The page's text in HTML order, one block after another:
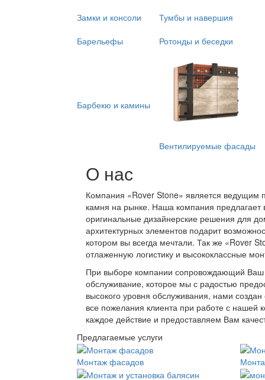
Замки и консоли
Тумбы и навершия
Барельефы
Ротонды и беседки
Барбекю и камины
Вентилируемые фасады
О нас
Компания «Rover Stone» является ведущим
камня на рынке. Наша компания предлагает
оригинальные дизайнерские решения для
архитектурных элементов подарит
котором вы всегда мечтали. Так же «Rover
отлаженную логистику и высококлассные
При выборе компании сопровождающий Ваш
обслуживание, которое мы с радостью
высокого уровня обслуживания, нами
все пожелания клиента при работе с нашей
каждое действие и предоставляем Вам
Предлагаемые услуги
Монтаж фасадов